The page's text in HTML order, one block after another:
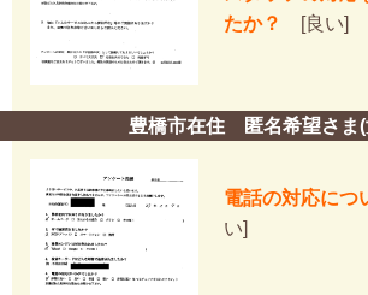
たか？
[良い]
豊橋市在住 匿名希望さま(
電話の対応につ
い]